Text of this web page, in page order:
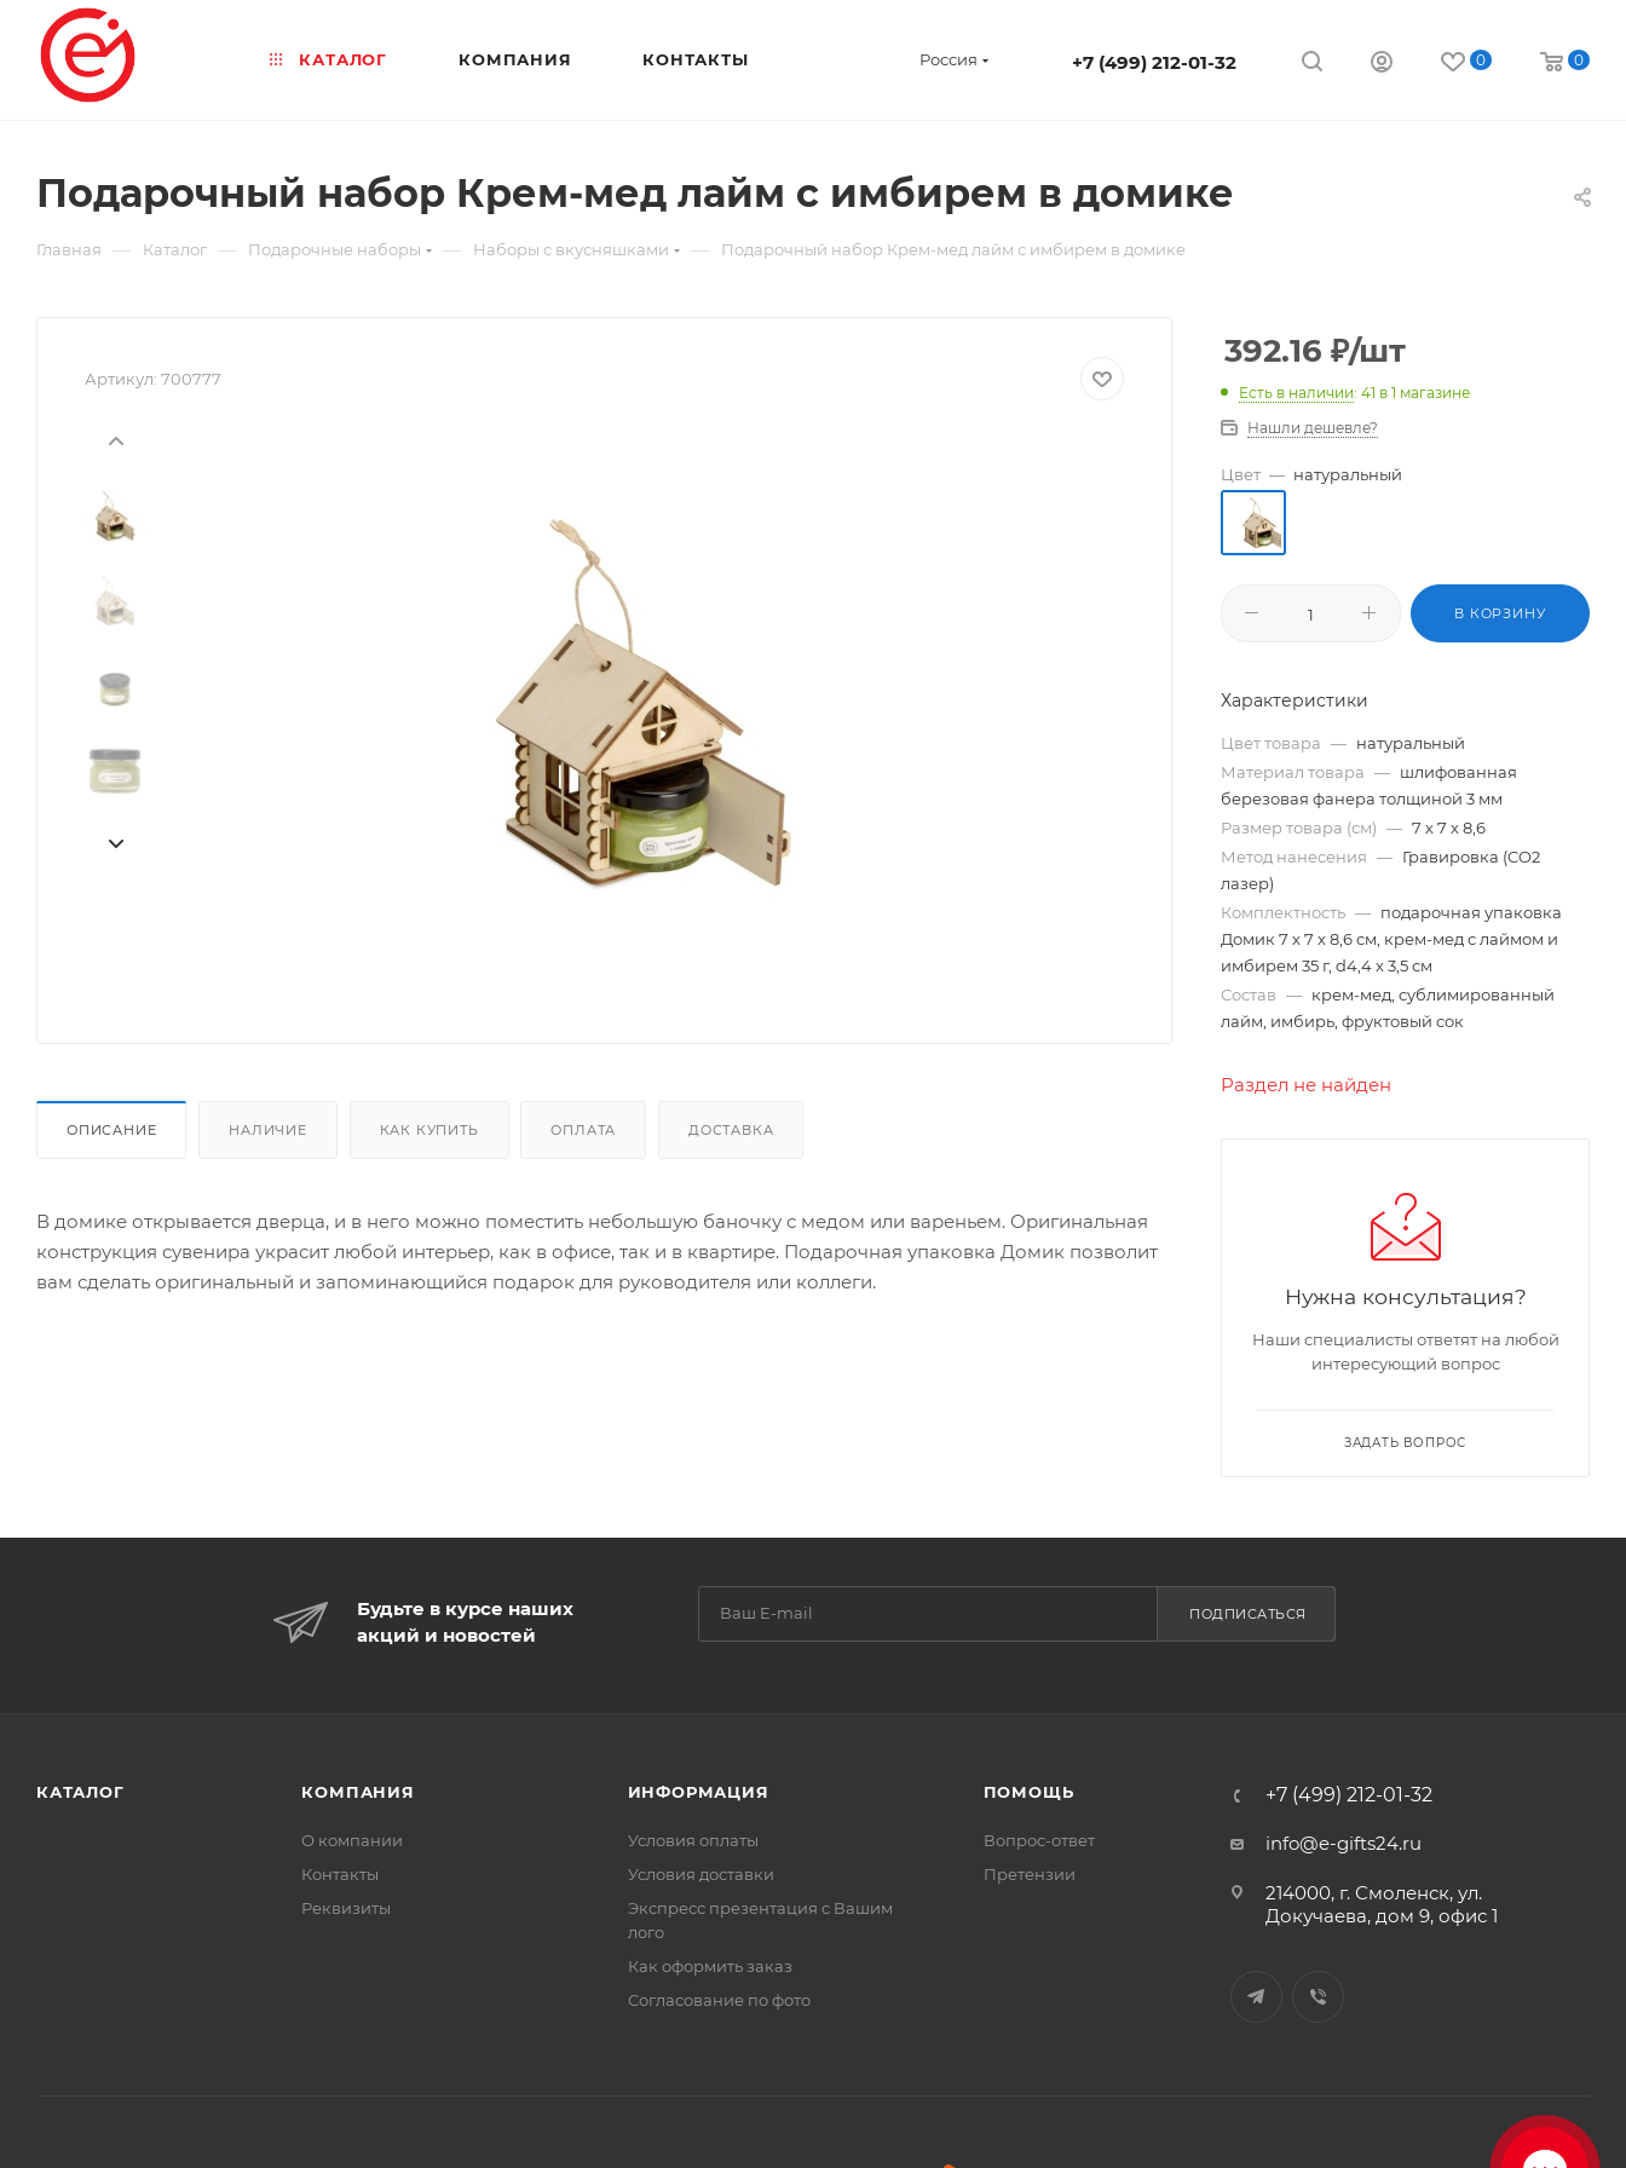
Россия +7 (499) 212-01-32 0 0
КАТАЛОГ КОМПАНИЯ КОНТАКТЫ
Подарочный набор Крем-мед лайм с имбирем в домике
Главная — Каталог — Подарочные наборы — Наборы с вкусняшками — Подарочный набор Крем-мед лайм с имбирем в домике
Артикул: 700777
ОПИСАНИЕ НАЛИЧИЕ КАК КУПИТЬ ОПЛАТА ДОСТАВКА
В домике открывается дверца, и в него можно поместить небольшую баночку с медом или вареньем. Оригинальная
конструкция сувенира украсит любой интерьер, как в офисе, так и в квартире. Подарочная упаковка Домик позволит
вам сделать оригинальный и запоминающийся подарок для руководителя или коллеги.
392.16 ₽/шт
Есть в наличии: 41 в 1 магазине
Нашли дешевле?
Цвет — натуральный
В КОРЗИНУ
Характеристики
Цвет товара — натуральный
Материал товара — шлифованная
березовая фанера толщиной 3 мм
Размер товара (см) — 7 х 7 х 8,6
Метод нанесения — Гравировка (CO2
лазер)
Комплектность — подарочная упаковка
Домик 7 х 7 х 8,6 см, крем-мед с лаймом и
имбирем 35 г, d4,4 х 3,5 см
Состав — крем-мед, сублимированный
лайм, имбирь, фруктовый сок
Раздел не найден
Нужна консультация?
Наши специалисты ответят на любой
интересующий вопрос
ЗАДАТЬ ВОПРОС
Будьте в курсе наших
акций и новостей
ПОДПИСАТЬСЯ
КАТАЛОГ КОМПАНИЯ
О компании
Контакты
Реквизиты
ИНФОРМАЦИЯ
Условия оплаты
Условия доставки
Экспресс презентация с Вашим
лого
Как оформить заказ
Согласование по фото
ПОМОЩЬ
Вопрос-ответ
Претензии
+7 (499) 212-01-32
info@e-gifts24.ru
214000, г. Смоленск, ул.
Докучаева, дом 9, офис 1